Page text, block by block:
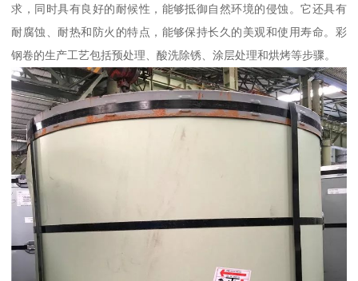
求，同时具有良好的耐候性，能够抵御自然环境的侵蚀。它还具有
耐腐蚀、耐热和防火的特点，能够保持长久的美观和使用寿命。彩
钢卷的生产工艺包括预处理、酸洗除锈、涂层处理和烘烤等步骤。